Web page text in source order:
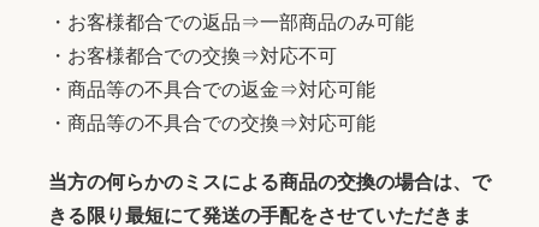
・お客様都合での返品⇒一部商品のみ可能
・お客様都合での交換⇒対応不可
・商品等の不具合での返金⇒対応可能
・商品等の不具合での交換⇒対応可能
当方の何らかのミスによる商品の交換の場合は、で
きる限り最短にて発送の手配をさせていただきま